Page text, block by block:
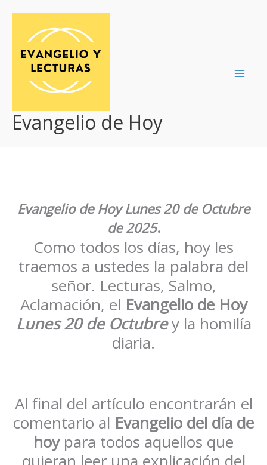
contenido
Evangelio de Hoy
Evangelio de Hoy Lunes 20 de Octubre
de 2025.
Como todos los días, hoy les
traemos a ustedes la palabra del
señor. Lecturas, Salmo,
Aclamación, el Evangelio de Hoy
Lunes 20 de Octubrey la homilía
diaria.
Al final del artículo encontrarán el
comentario al Evangelio del día de
hoypara todos aquellos que